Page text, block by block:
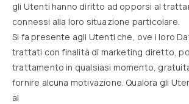
gli Utenti hanno diritto ad opporsi al
connessi alla loro situazione particolare.
Si fa presente agli Utenti che, ove i loro
trattati con finalità di marketing diretto,
trattamento in qualsiasi momento,
fornire alcuna motivazione. Qualora gli
al